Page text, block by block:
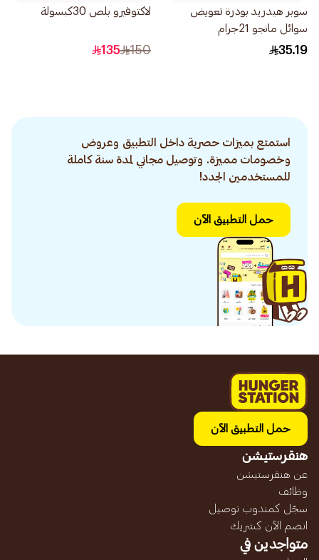
سوبر هيدريد بودرة تعويض
سوائل مانجو 21جرام
35.19
لاكتوفيرو بلص 30كبسولة
150
135
استمتع بميزات حصرية داخل التطبيق وعروض
وخصومات مميزة. وتوصيل مجاني لمدة سنة كاملة
للمستخدمين الجدد!
حمل التطبيق الآن
حمل التطبيق الآن
هنقرستيشن
عن هنقرستيشن
وظائف
سجّل كمندوب توصيل
انضم الآن كشريك
متواجدين في